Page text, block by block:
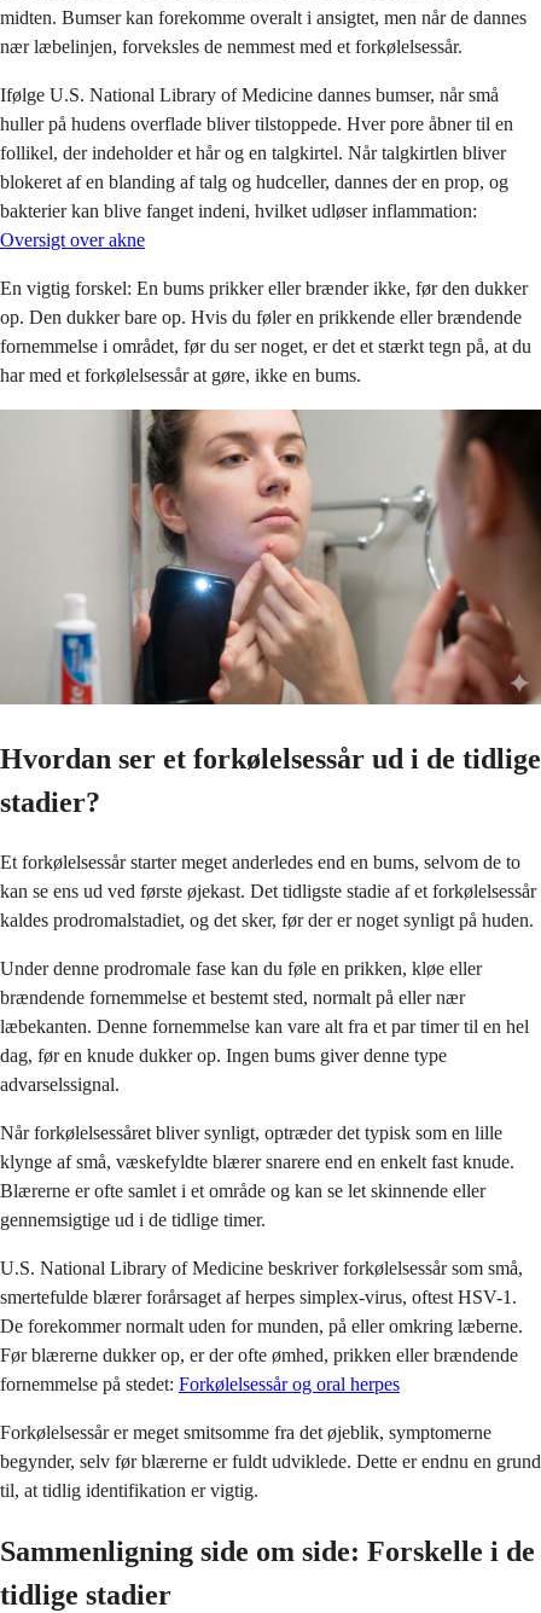
midten. Bumser kan forekomme overalt i ansigtet, men når de dannes
nær læbelinjen, forveksles de nemmest med et forkølelsessår.
Ifølge U.S. National Library of Medicine dannes bumser, når små
huller på hudens overflade bliver tilstoppede. Hver pore åbner til en
follikel, der indeholder et hår og en talgkirtel. Når talgkirtlen bliver
blokeret af en blanding af talg og hudceller, dannes der en prop, og
bakterier kan blive fanget indeni, hvilket udløser inflammation:
Oversigt over akne
En vigtig forskel: En bums prikker eller brænder ikke, før den dukker
op. Den dukker bare op. Hvis du føler en prikkende eller brændende
fornemmelse i området, før du ser noget, er det et stærkt tegn på, at du
har med et forkølelsessår at gøre, ikke en bums.
Hvordan ser et forkølelsessår ud i de tidlige
stadier?
Et forkølelsessår starter meget anderledes end en bums, selvom de to
kan se ens ud ved første øjekast. Det tidligste stadie af et forkølelsessår
kaldes prodromalstadiet, og det sker, før der er noget synligt på huden.
Under denne prodromale fase kan du føle en prikken, kløe eller
brændende fornemmelse et bestemt sted, normalt på eller nær
læbekanten. Denne fornemmelse kan vare alt fra et par timer til en hel
dag, før en knude dukker op. Ingen bums giver denne type
advarselssignal.
Når forkølelsessåret bliver synligt, optræder det typisk som en lille
klynge af små, væskefyldte blærer snarere end en enkelt fast knude.
Blærerne er ofte samlet i et område og kan se let skinnende eller
gennemsigtige ud i de tidlige timer.
U.S. National Library of Medicine beskriver forkølelsessår som små,
smertefulde blærer forårsaget af herpes simplex-virus, oftest HSV-1.
De forekommer normalt uden for munden, på eller omkring læberne.
Før blærerne dukker op, er der ofte ømhed, prikken eller brændende
fornemmelse på stedet: Forkølelsessår og oral herpes
Forkølelsessår er meget smitsomme fra det øjeblik, symptomerne
begynder, selv før blærerne er fuldt udviklede. Dette er endnu en grund
til, at tidlig identifikation er vigtig.
Sammenligning side om side: Forskelle i de
tidlige stadier